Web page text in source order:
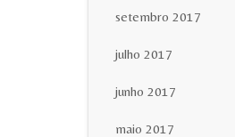
setembro 2017
julho 2017
junho 2017
maio 2017